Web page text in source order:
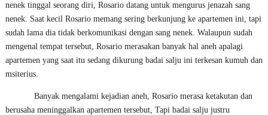
nenek tinggal seorang diri, Rosario datang untuk mengurus jenazah sang
nenek. Saat kecil Rosario memang sering berkunjung ke apartemen ini, tapi
sudah lama dia tidak berkomunikasi dengan sang nenek. Walaupun sudah
mengenal tempat tersebut, Rosario merasakan banyak hal aneh apalagi
apartemen yang saat itu sedang dikurung badai salju ini terkesan kumuh dan
msiterius.
Banyak mengalami kejadian aneh, Rosario merasa ketakutan dan
berusaha meninggalkan apartemen tersebut, Tapi badai salju justru